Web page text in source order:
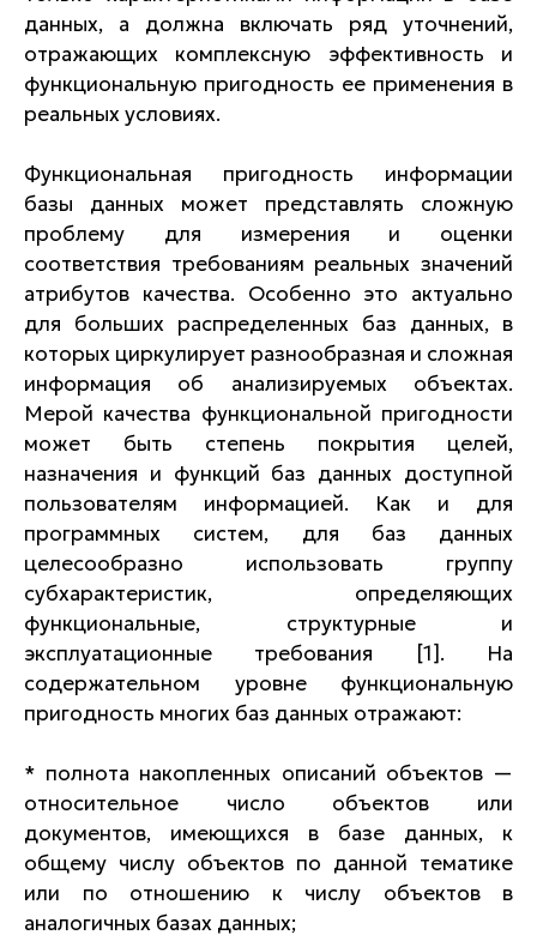
данных, а должна включать ряд уточнений,
отражающих комплексную эффективность и
функциональную пригодность ее применения в
реальных условиях.
Функциональная пригодность информации
базы данных может представлять сложную
проблему для измерения и оценки
соответствия требованиям реальных значений
атрибутов качества. Особенно это актуально
для больших распределенных баз данных, в
которых циркулирует разнообразная и сложная
информация об анализируемых объектах.
Мерой качества функциональной пригодности
может быть степень покрытия целей,
назначения и функций баз данных доступной
пользователям информацией. Как и для
программных систем, для баз данных
целесообразно использовать группу
субхарактеристик, определяющих
функциональные, структурные и
эксплуатационные требования [1]. На
содержательном уровне функциональную
пригодность многих баз данных отражают:
* полнота накопленных описаний объектов —
относительное число объектов или
документов, имеющихся в базе данных, к
общему числу объектов по данной тематике
или по отношению к числу объектов в
аналогичных базах данных;